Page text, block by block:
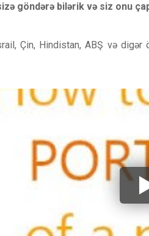
göndərə bilərik və siz onu
Çin, Hindistan, ABŞ və